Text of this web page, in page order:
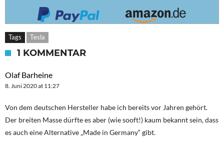
Tags Tesla
1 KOMMENTAR
Olaf Barheine
8. Juni 2020 at 11:27
Von dem deutschen Hersteller habe ich bereits vor Jahren gehört.
Der breiten Masse dürfte es aber (wie sooft!) kaum bekannt sein, dass
es auch eine Alternative „Made in Germany“ gibt.